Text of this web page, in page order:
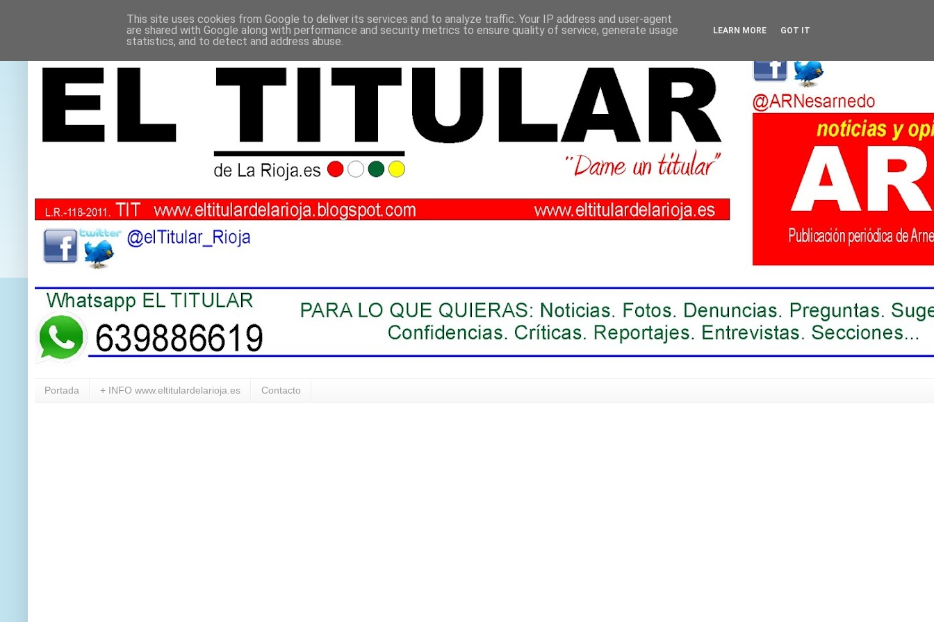
Portada + INFO www.eltitulardelarioja.es Contacto
This site uses cookies from Google to deliver its services and to analyze traffic. Your IP address and user-agent
are shared with Google along with performance and security metrics to ensure quality of service, generate usage
statistics, and to detect and address abuse.
LEARN MORE GOT IT